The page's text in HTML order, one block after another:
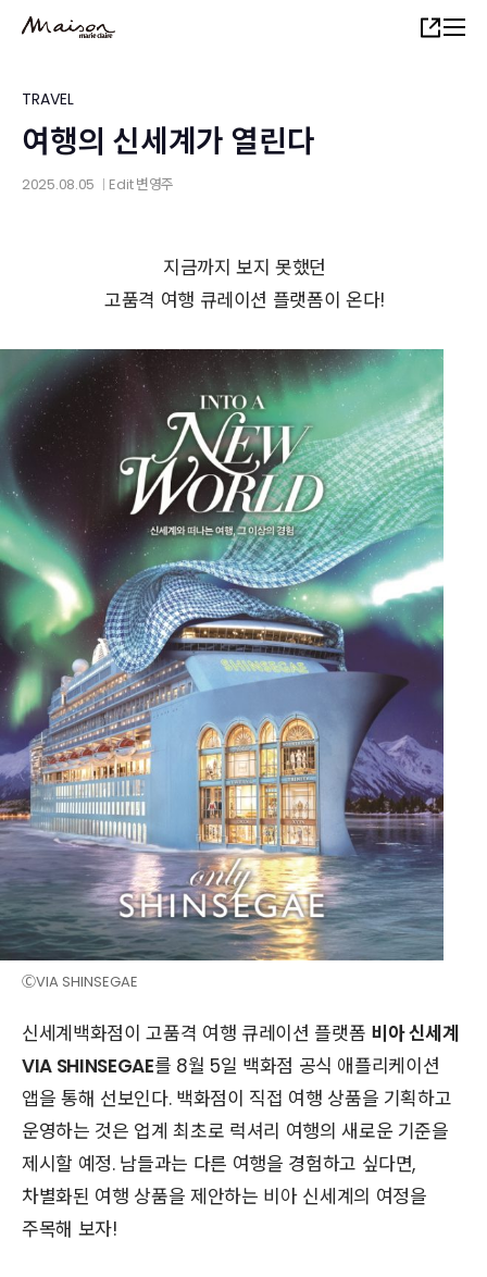
content
Share
TRAVEL
여행의 신세계가 열린다
2025.08.05 Edit변영주
지금까지 보지 못했던
고품격 여행 큐레이션 플랫폼이 온다!
ⒸVIA SHINSEGAE
신세계백화점이 고품격 여행 큐레이션 플랫폼 비아 신세계
VIA SHINSEGAE를 8월 5일 백화점 공식 애플리케이션
앱을 통해 선보인다. 백화점이 직접 여행 상품을 기획하고
운영하는 것은 업계 최초로 럭셔리 여행의 새로운 기준을
제시할 예정. 남들과는 다른 여행을 경험하고 싶다면,
차별화된 여행 상품을 제안하는 비아 신세계의 여정을
주목해 보자!